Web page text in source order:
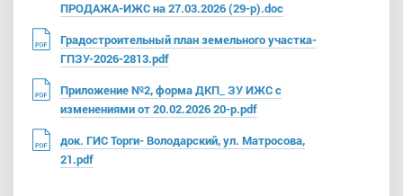
ПРОДАЖА-ИЖС на 27.03.2026 (29-р).doc
Градостроительный план земельного участка-
ГПЗУ-2026-2813.pdf
Приложение №2, форма ДКП_ ЗУ ИЖС с
изменениями от 20.02.2026 20-р.pdf
док. ГИС Торги- Володарский, ул. Матросова,
21.pdf